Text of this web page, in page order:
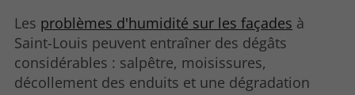
Les problèmes d'humidité sur les façades à
Saint-Louis peuvent entraîner des dégâts
considérables : salpêtre, moisissures,
décollement des enduits et une dégradation